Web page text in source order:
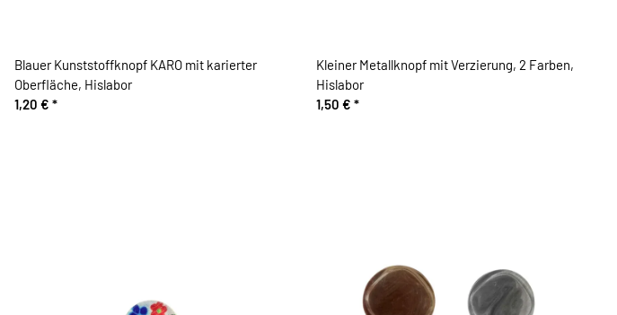
Blauer Kunststoffknopf KARO mit karierter
Oberfläche, Hislabor
1,20 € *
Kleiner Metallknopf mit Verzierung, 2 Farben,
Hislabor
1,50 € *